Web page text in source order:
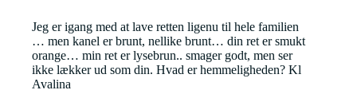
Jeg er igang med at lave retten ligenu til hele familien
… men kanel er brunt, nellike brunt… din ret er smukt
orange… min ret er lysebrun.. smager godt, men ser
ikke lækker ud som din. Hvad er hemmeligheden? Kl
Avalina